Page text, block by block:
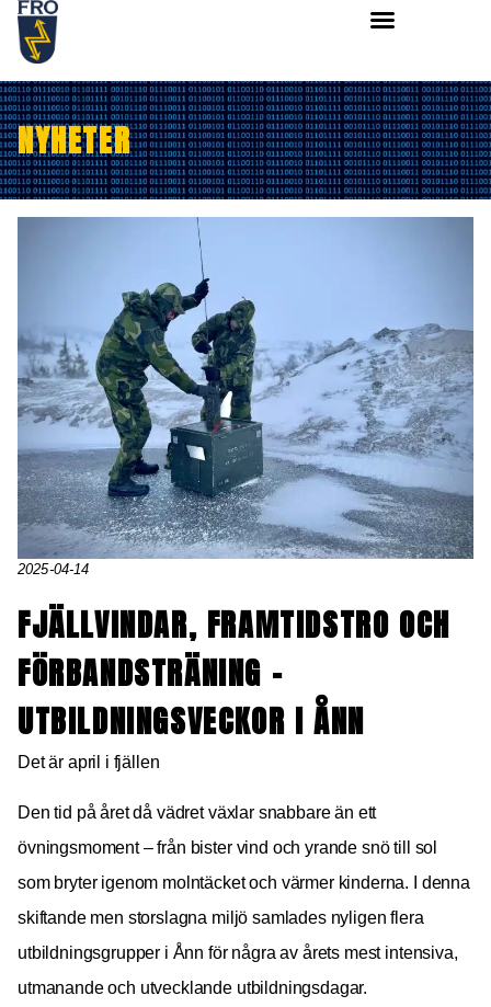
NYHETER
2025-04-14
FJÄLLVINDAR, FRAMTIDSTRO OCH
FÖRBANDSTRÄNING –
UTBILDNINGSVECKOR I ÅNN
Det är april i fjällen
Den tid på året då vädret växlar snabbare än ett
övningsmoment – från bister vind och yrande snö till sol
som bryter igenom molntäcket och värmer kinderna. I denna
skiftande men storslagna miljö samlades nyligen flera
utbildningsgrupper i Ånn för några av årets mest intensiva,
utmanande och utvecklande utbildningsdagar.